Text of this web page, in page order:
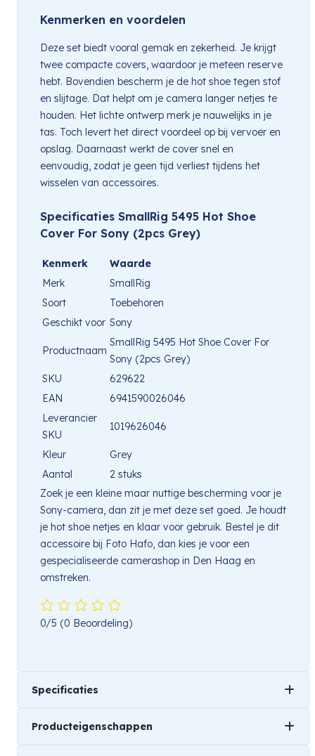
Kenmerken en voordelen
Deze set biedt vooral gemak en zekerheid. Je krijgt
twee compacte covers, waardoor je meteen reserve
hebt. Bovendien bescherm je de hot shoe tegen stof
en slijtage. Dat helpt om je camera langer netjes te
houden. Het lichte ontwerp merk je nauwelijks in je
tas. Toch levert het direct voordeel op bij vervoer en
opslag. Daarnaast werkt de cover snel en
eenvoudig, zodat je geen tijd verliest tijdens het
wisselen van accessoires.
Specificaties SmallRig 5495 Hot Shoe
Cover For Sony (2pcs Grey)
Kenmerk
Waarde
Merk
SmallRig
Soort
Toebehoren
Geschikt voor Sony
Productnaam
SmallRig 5495 Hot Shoe Cover For
Sony (2pcs Grey)
SKU
629622
EAN
6941590026046
Leverancier
SKU
1019626046
Kleur
Grey
Aantal
2 stuks
Zoek je een kleine maar nuttige bescherming voor je
Sony-camera, dan zit je met deze set goed. Je houdt
je hot shoe netjes en klaar voor gebruik. Bestel je dit
accessoire bij Foto Hafo, dan kies je voor een
gespecialiseerde camerashop in Den Haag en
omstreken.
0/5 (0 Beoordeling)
Specificaties
Producteigenschappen